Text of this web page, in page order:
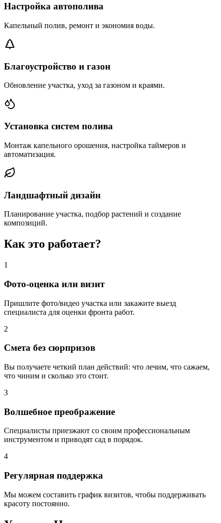
Настройка автополива
Капельный полив, ремонт и экономия воды.
Благоустройство и газон
Обновление участка, уход за газоном и краями.
Установка систем полива
Монтаж капельного орошения, настройка таймеров и
автоматизация.
Ландшафтный дизайн
Планирование участка, подбор растений и создание
композиций.
Как это работает?
1
Фото-оценка или визит
Пришлите фото/видео участка или закажите выезд
специалиста для оценки фронта работ.
2
Смета без сюрпризов
Вы получаете четкий план действий: что лечим, что сажаем,
что чиним и сколько это стоит.
3
Волшебное преображение
Специалисты приезжают со своим профессиональным
инструментом и приводят сад в порядок.
4
Регулярная поддержка
Мы можем составить график визитов, чтобы поддерживать
красоту постоянно.